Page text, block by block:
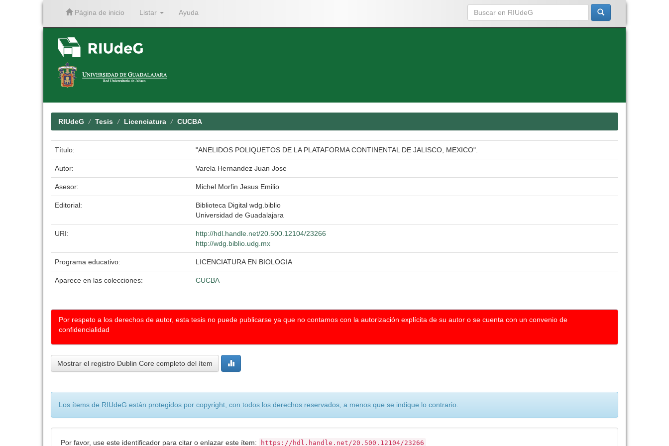
Página de inicio Listar Ayuda
RIUdeG Tesis Licenciatura CUCBA
Título: "ANELIDOS POLIQUETOS DE LA PLATAFORMA CONTINENTAL DE JALISCO, MEXICO".
Autor: Varela Hernandez Juan Jose
Asesor: Michel Morfin Jesus Emilio
Editorial:
Biblioteca Digital wdg.biblio
Universidad de Guadalajara
URI:
http://hdl.handle.net/20.500.12104/23266
http://wdg.biblio.udg.mx
Programa educativo: LICENCIATURA EN BIOLOGIA
Aparece en las colecciones: CUCBA
Por respeto a los derechos de autor, esta tesis no puede publicarse ya que no contamos con la autorización explícita de su autor o se cuenta con un convenio de
confidencialidad
Mostrar el registro Dublin Core completo del ítem
Los ítems de RIUdeG están protegidos por copyright, con todos los derechos reservados, a menos que se indique lo contrario.
Por favor, use este identificador para citar o enlazar este ítem: https://hdl.handle.net/20.500.12104/23266